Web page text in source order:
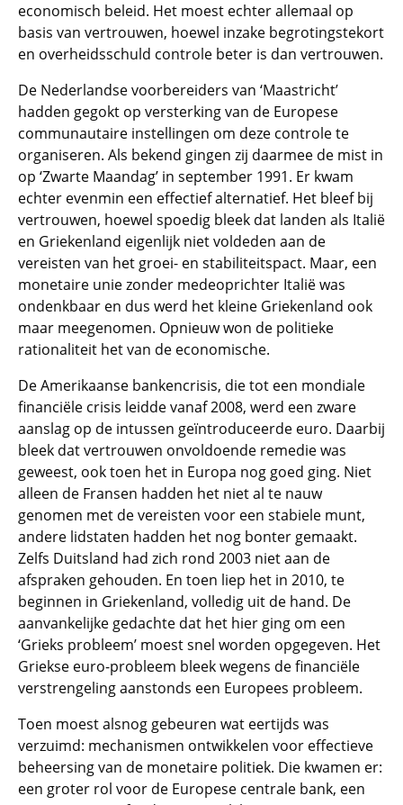
economisch beleid. Het moest echter allemaal op
basis van vertrouwen, hoewel inzake begrotingstekort
en overheidsschuld controle beter is dan vertrouwen.
De Nederlandse voorbereiders van ‘Maastricht’
hadden gegokt op versterking van de Europese
communautaire instellingen om deze controle te
organiseren. Als bekend gingen zij daarmee de mist in
op ‘Zwarte Maandag’ in september 1991. Er kwam
echter evenmin een effectief alternatief. Het bleef bij
vertrouwen, hoewel spoedig bleek dat landen als Italië
en Griekenland eigenlijk niet voldeden aan de
vereisten van het groei- en stabiliteitspact. Maar, een
monetaire unie zonder medeoprichter Italië was
ondenkbaar en dus werd het kleine Griekenland ook
maar meegenomen. Opnieuw won de politieke
rationaliteit het van de economische.
De Amerikaanse bankencrisis, die tot een mondiale
financiële crisis leidde vanaf 2008, werd een zware
aanslag op de intussen geïntroduceerde euro. Daarbij
bleek dat vertrouwen onvoldoende remedie was
geweest, ook toen het in Europa nog goed ging. Niet
alleen de Fransen hadden het niet al te nauw
genomen met de vereisten voor een stabiele munt,
andere lidstaten hadden het nog bonter gemaakt.
Zelfs Duitsland had zich rond 2003 niet aan de
afspraken gehouden. En toen liep het in 2010, te
beginnen in Griekenland, volledig uit de hand. De
aanvankelijke gedachte dat het hier ging om een
‘Grieks probleem’ moest snel worden opgegeven. Het
Griekse euro-probleem bleek wegens de financiële
verstrengeling aanstonds een Europees probleem.
Toen moest alsnog gebeuren wat eertijds was
verzuimd: mechanismen ontwikkelen voor effectieve
beheersing van de monetaire politiek. Die kwamen er:
een groter rol voor de Europese centrale bank, een